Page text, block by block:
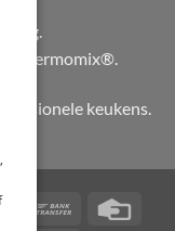
Egg.
Thermomix®.
keukens.
BancontactBank